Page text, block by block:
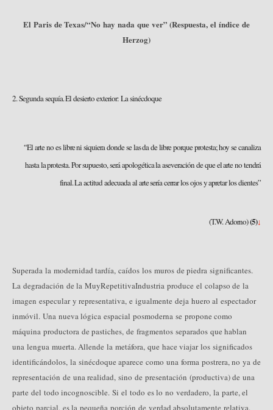
El Paris de Texas/“No hay nada que ver” (Respuesta, el índice de
Herzog)
2. Segunda sequía. El desierto exterior: La sinécdoque
“El arte no es libre ni siquiera donde se las da de libre porque protesta; hoy se canaliza
hasta la protesta. Por supuesto, será apologética la aseveración de que el arte no tendrá
final. La actitud adecuada al arte sería cerrar los ojos y apretar los dientes”
(T.W. Adorno)(5)↓
Superada la modernidad tardía, caídos los muros de piedra significantes.
La degradación de la MuyRepetitivaIndustria produce el colapso de la
imagen especular y representativa, e igualmente deja huero al espectador
inmóvil. Una nueva lógica espacial posmoderna se propone como
máquina productora de pastiches, de fragmentos separados que hablan
una lengua muerta. Allende la metáfora, que hace viajar los significados
identificándolos, la sinécdoque aparece como una forma postrera, no ya de
representación de una realidad, sino de presentación (productiva) de una
parte del todo incognoscible. Si el todo es lo no verdadero, la parte, el
objeto parcial, es la pequeña porción de verdad absolutamente relativa.